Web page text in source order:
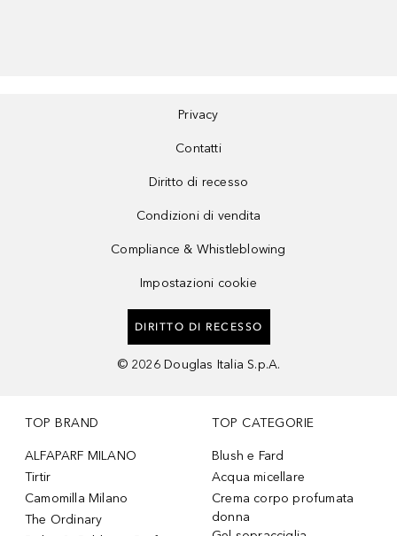
Privacy
Contatti
Diritto di recesso
Condizioni di vendita
Compliance & Whistleblowing
Impostazioni cookie
DIRITTO DI RECESSO
© 2026 Douglas Italia S.p.A.
TOP BRAND
ALFAPARF MILANO
Tirtir
Camomilla Milano
The Ordinary
TOP CATEGORIE
Blush e Fard
Acqua micellare
Crema corpo profumata
donna